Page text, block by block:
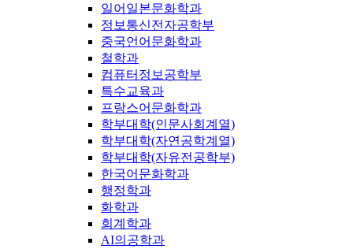
일어일본문화학과
정보통신전자공학부
중국언어문화학과
철학과
컴퓨터정보공학부
특수교육과
프랑스어문화학과
학부대학(인문사회계열)
학부대학(자연공학계열)
학부대학(자유전공학부)
한국어문화학과
행정학과
화학과
회계학과
AI의공학과